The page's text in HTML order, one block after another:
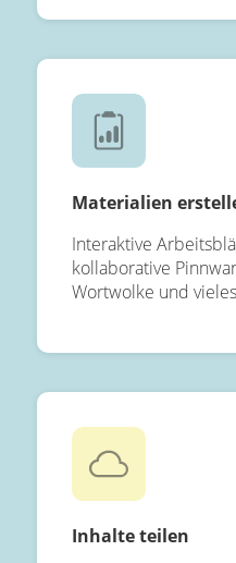
Materialien
Interaktive
kollaborative
Wortwolke und
Inhalte teilen